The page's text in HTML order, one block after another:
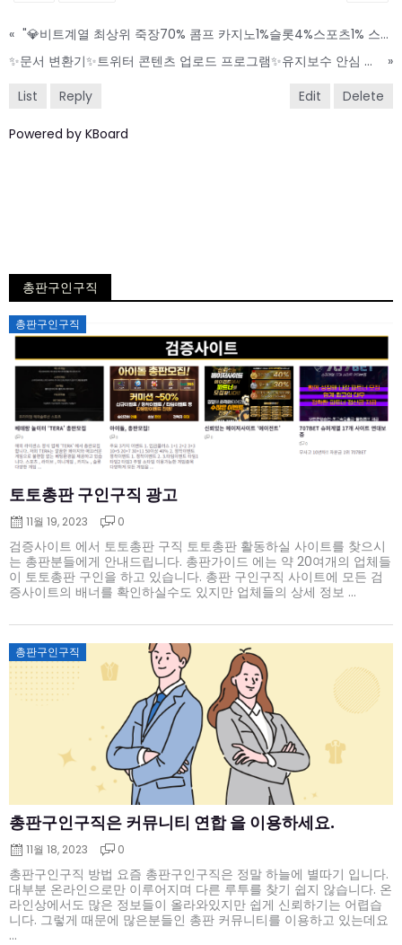
«
"💎비트계열 최상위 죽장70% 콤프 카지노1%슬롯4%스포츠1% 스포츠입금 100% 이벤트"
✨문서 변환기✨트위터 콘텐츠 업로드 프로그램✨유지보수 안심 지원
»
List
Reply Edit Delete
Powered by KBoard
총판구인구직
총판구인구직
토토총판 구인구직 광고
Posted
on
11월 19, 2023 0
검증사이트 에서 토토총판 구직 토토총판 활동하실 사이트를 찾으시
는 총판분들에게 안내드립니다. 총판가이드 에는 약 20여개의 업체들
이 토토총판 구인을 하고 있습니다. 총판 구인구직 사이트에 모든 검
증사이트의 배너를 확인하실수도 있지만 업체들의 상세 정보 ...
총판구인구직
총판구인구직은 커뮤니티 연합 을 이용하세요.
Posted
on
11월 18, 2023 0
총판구인구직 방법 요즘 총판구인구직은 정말 하늘에 별따기 입니다.
대부분 온라인으로만 이루어지며 다른 루투를 찾기 쉽지 않습니다. 온
라인상에서도 많은 정보들이 올라와있지만 쉽게 신뢰하기는 어렵습
니다. 그렇게 때문에 많은분들인 총판 커뮤니티를 이용하고 있는데요
...